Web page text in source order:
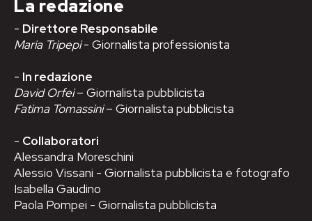
La redazione
- Direttore Responsabile
Maria Tripepi- Giornalista professionista
- In redazione
David Orfei– Giornalista pubblicista
Fatima Tomassini– Giornalista pubblicista
- Collaboratori
Alessandra Moreschini
Alessio Vissani - Giornalista pubblicista e fotografo
Isabella Gaudino
Paola Pompei - Giornalista pubblicista